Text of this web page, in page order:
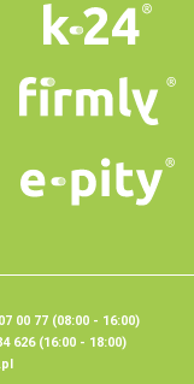
00 77 (08:00 - 16:00)
626 (16:00 - 18:00)